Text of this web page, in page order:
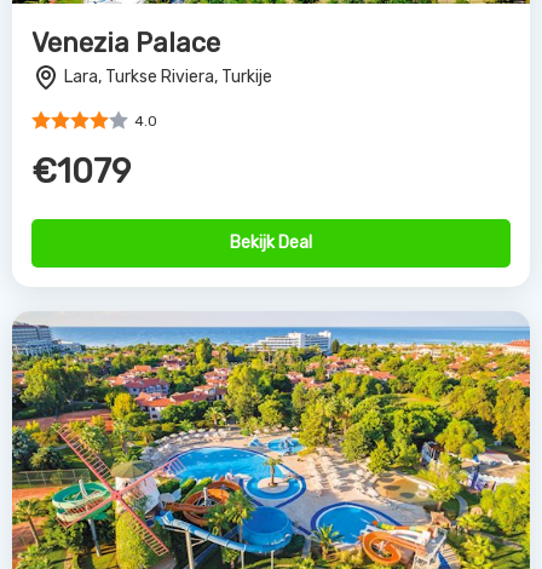
Venezia Palace
Lara, Turkse Riviera, Turkije
4.0
€1079
Bekijk Deal